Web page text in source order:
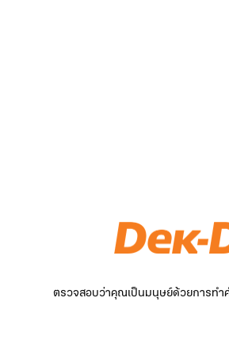
ตรวจสอบว่าคุณเป็นมนุษย์ด้วยการทำค